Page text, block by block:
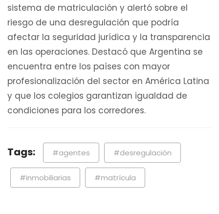
sistema de matriculación y alertó sobre el
riesgo de una desregulación que podría
afectar la seguridad jurídica y la transparencia
en las operaciones. Destacó que Argentina se
encuentra entre los países con mayor
profesionalización del sector en América Latina
y que los colegios garantizan igualdad de
condiciones para los corredores.
Tags: #agentes #desregulación
#inmobiliarias #matrícula